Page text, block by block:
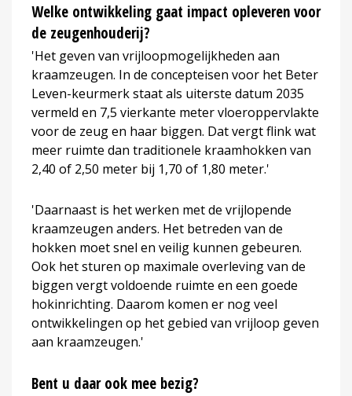
Welke ontwikkeling gaat impact opleveren voor
de zeugenhouderij?
'Het geven van vrijloopmogelijkheden aan
kraamzeugen. In de concepteisen voor het Beter
Leven-keurmerk staat als uiterste datum 2035
vermeld en 7,5 vierkante meter vloeroppervlakte
voor de zeug en haar biggen. Dat vergt flink wat
meer ruimte dan traditionele kraamhokken van
2,40 of 2,50 meter bij 1,70 of 1,80 meter.'
'Daarnaast is het werken met de vrijlopende
kraamzeugen anders. Het betreden van de
hokken moet snel en veilig kunnen gebeuren.
Ook het sturen op maximale overleving van de
biggen vergt voldoende ruimte en een goede
hokinrichting. Daarom komen er nog veel
ontwikkelingen op het gebied van vrijloop geven
aan kraamzeugen.'
Bent u daar ook mee bezig?